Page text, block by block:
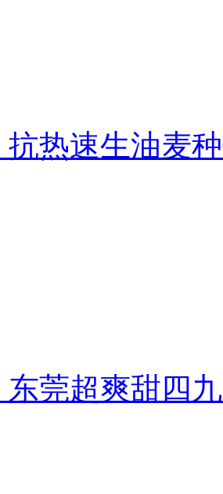
热速生油麦
莞超爽甜四